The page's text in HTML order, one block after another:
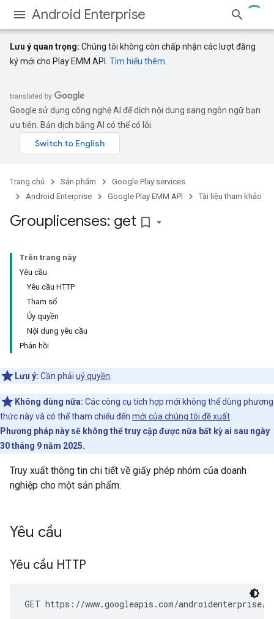
Android Enterprise
Lưu ý quan trọng: Chúng tôi không còn chấp nhận các lượt đăng
ký mới cho Play EMM API. Tìm hiểu thêm
Google sử dụng công nghệ AI để dịch nội dung sang ngôn ngữ bạn
ưu tiên. Bản dịch bằng AI có thể có lỗi.
Trang chủ Sản phẩm
Google Play services
Android Enterprise
Google Play EMM API Tài liệu tham khảo
Grouplicenses: get bookmark_border
Trên trang này
Yêu cầu
Yêu cầu HTTP
Tham số
Ủy quyền
Nội dung yêu cầu
Phản hồi
Lưu ý: Cần phải uỷ quyền
Không dùng nữa: Các công cụ tích hợp mới không thể dùng phương
thức này và có thể tham chiếu đến mới của chúng tôi đề xuất
Phương pháp này sẽ không thể truy cập được nữa bất kỳ ai sau ngày
30 tháng 9 năm 2025.
Truy xuất thông tin chi tiết về giấy phép nhóm của doanh
nghiệp cho một sản phẩm.
Yêu cầu
Yêu cầu HTTP
GET https://www.googleapis.com/androidenterprise/